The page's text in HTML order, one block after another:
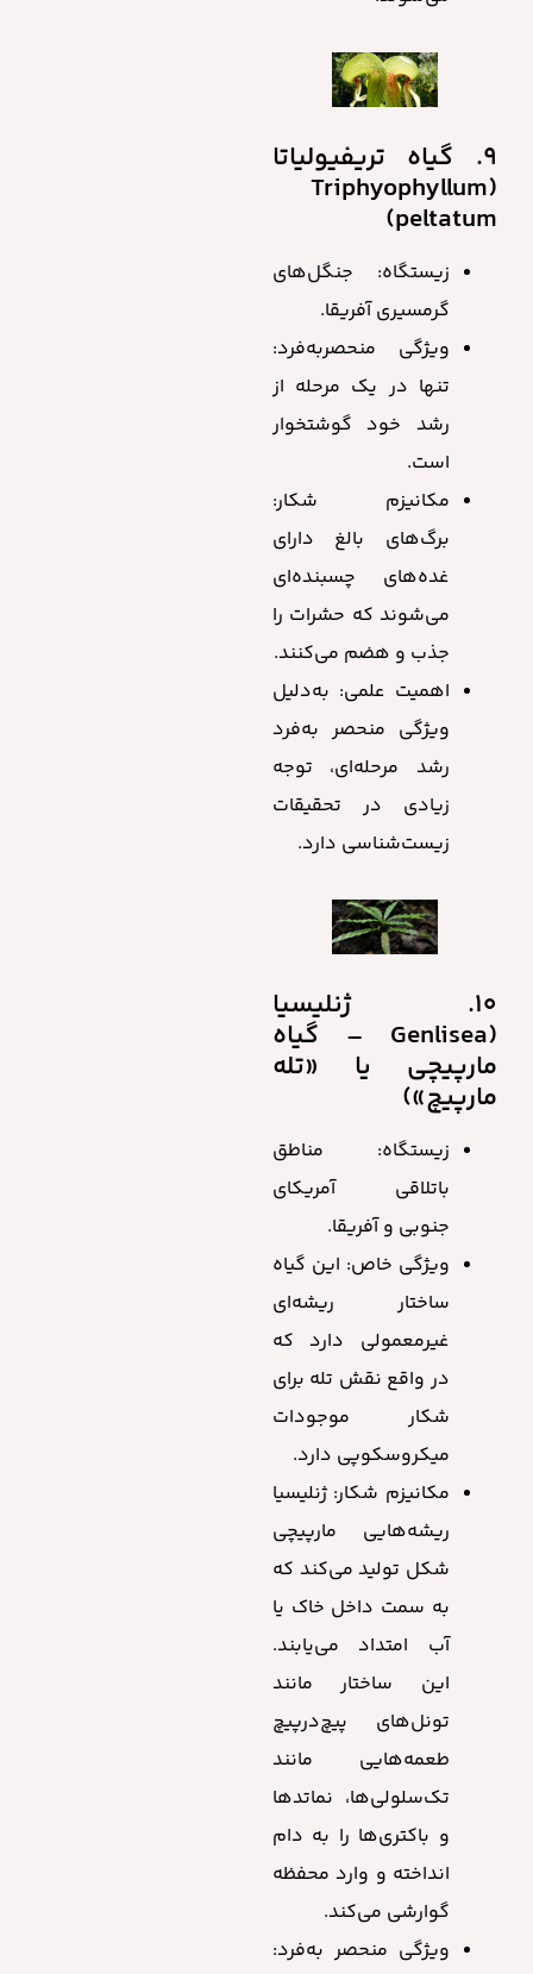
9. گیاه تریفیولیاتا
(Triphyophyllum
peltatum)
زیستگاه: جنگل‌های
گرمسیری آفریقا.
ویژگی منحصربه‌فرد:
تنها در یک مرحله از
رشد خود گوشتخوار
است.
مکانیزم شکار:
برگ‌های بالغ دارای
غده‌های چسبنده‌ای
می‌شوند که حشرات را
جذب و هضم می‌کنند.
اهمیت علمی: به‌دلیل
ویژگی منحصر به‌فرد
رشد مرحله‌ای، توجه
زیادی در تحقیقات
زیست‌شناسی دارد.
10. ژنلیسیا
(Genlisea – گیاه
مارپیچی یا «تله
مارپیچ»)
زیستگاه: مناطق
باتلاقی آمریکای
جنوبی و آفریقا.
ویژگی خاص: این گیاه
ساختار ریشه‌ای
غیرمعمولی دارد که
در واقع نقش تله برای
شکار موجودات
میکروسکوپی دارد.
مکانیزم شکار: ژنلیسیا
ریشه‌هایی مارپیچی
شکل تولید می‌کند که
به سمت داخل خاک یا
آب امتداد می‌یابند.
این ساختار مانند
تونل‌های پیچ‌در‌پیچ
طعمه‌هایی مانند
تک‌سلولی‌ها، نماتدها
و باکتری‌ها را به دام
انداخته و وارد محفظه
گوارشی می‌کند.
ویژگی منحصر به‌فرد: